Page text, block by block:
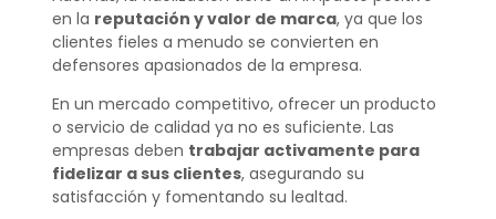
en la reputación y valor de marca, ya que los
clientes fieles a menudo se convierten en
defensores apasionados de la empresa.
En un mercado competitivo, ofrecer un producto
o servicio de calidad ya no es suficiente. Las
empresas deben trabajar activamente para
fidelizar a sus clientes, asegurando su
satisfacción y fomentando su lealtad.